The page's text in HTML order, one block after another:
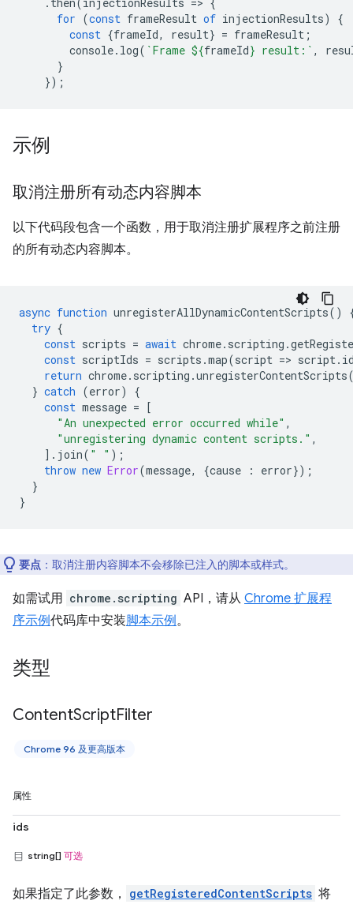
for (const frameResult of injectionResults)
{
const {frameId, result} = frameResult ;
console. log( `Frame ${frameId} result:` ,
}
});
示例
取消注册所有动态内容脚本
以下代码段包含一个函数，用于取消注册扩展程序之前注册
的所有动态内容脚本。
async function unregisterAllDynamicContentScripts()
try {
const scripts = await chrome. scripting .
const scriptIds = scripts .map(script => script.
return chrome. scripting .unregisterContentScripts
} catch (error)
{
const message = [
"An unexpected error occurred while" ,
"unregistering dynamic content scripts." ,
]. join( " " );
throw new Error(message, {cause : error});
}
}
要点 ：取消注册内容脚本不会移除已注入的脚本或样式。
如需试用 chrome.scripting API，请从 Chrome 扩展程
序示例代码库中安装脚本示例。
类型
ContentScriptFilter
Chrome 96 及更高版本
属性
ids
string[] 可选
如果指定了此参数， getRegisteredContentScripts 将